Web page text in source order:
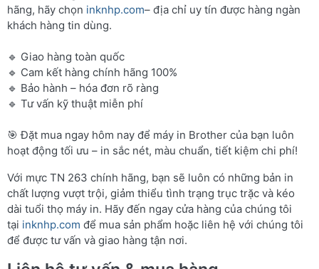
hãng, hãy chọn inknhp.com– địa chỉ uy tín được hàng ngàn
khách hàng tin dùng.
🔹 Giao hàng toàn quốc
🔹 Cam kết hàng chính hãng 100%
🔹 Bảo hành – hóa đơn rõ ràng
🔹 Tư vấn kỹ thuật miễn phí
🎯 Đặt mua ngay hôm nay để máy in Brother của bạn luôn
hoạt động tối ưu – in sắc nét, màu chuẩn, tiết kiệm chi phí!
Với mực TN 263 chính hãng, bạn sẽ luôn có những bản in
chất lượng vượt trội, giảm thiểu tình trạng trục trặc và kéo
dài tuổi thọ máy in. Hãy đến ngay cửa hàng của chúng tôi
tại inknhp.com để mua sản phẩm hoặc liên hệ với chúng tôi
để được tư vấn và giao hàng tận nơi.